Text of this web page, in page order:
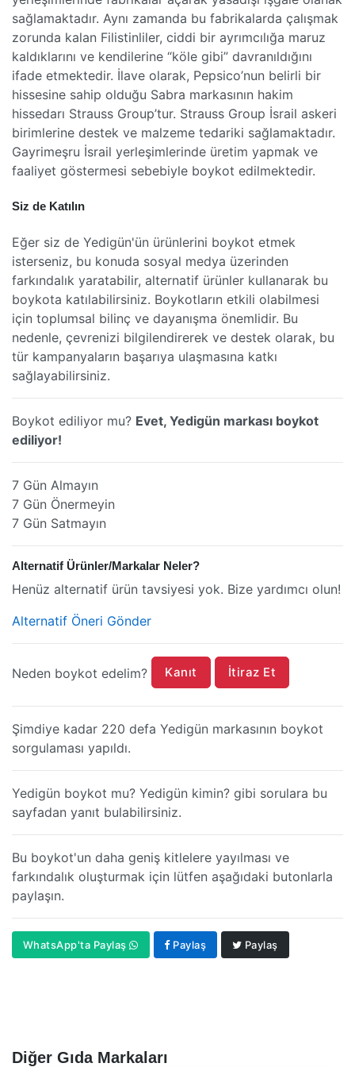
sağlamaktadır. Aynı zamanda bu fabrikalarda çalışmak
zorunda kalan Filistinliler, ciddi bir ayrımcılığa maruz
kaldıklarını ve kendilerine “köle gibi” davranıldığını
ifade etmektedir. İlave olarak, Pepsico’nun belirli bir
hissesine sahip olduğu Sabra markasının hakim
hissedarı Strauss Group’tur. Strauss Group İsrail askeri
birimlerine destek ve malzeme tedariki sağlamaktadır.
Gayrimeşru İsrail yerleşimlerinde üretim yapmak ve
faaliyet göstermesi sebebiyle boykot edilmektedir.
Siz de Katılın
Eğer siz de Yedigün'ün ürünlerini boykot etmek
isterseniz, bu konuda sosyal medya üzerinden
farkındalık yaratabilir, alternatif ürünler kullanarak bu
boykota katılabilirsiniz. Boykotların etkili olabilmesi
için toplumsal bilinç ve dayanışma önemlidir. Bu
nedenle, çevrenizi bilgilendirerek ve destek olarak, bu
tür kampanyaların başarıya ulaşmasına katkı
sağlayabilirsiniz.
Boykot ediliyor mu? Evet, Yedigün markası boykot
ediliyor!
7 Gün Almayın
7 Gün Önermeyin
7 Gün Satmayın
Alternatif Ürünler/Markalar Neler?
Henüz alternatif ürün tavsiyesi yok. Bize yardımcı olun!
Alternatif Öneri Gönder
Neden boykot edelim? Kanıt İtiraz Et
Şimdiye kadar 220 defa Yedigün markasının boykot
sorgulaması yapıldı.
Yedigün boykot mu? Yedigün kimin? gibi sorulara bu
sayfadan yanıt bulabilirsiniz.
Bu boykot'un daha geniş kitlelere yayılması ve
farkındalık oluşturmak için lütfen aşağıdaki butonlarla
paylaşın.
WhatsApp'ta Paylaş Paylaş Paylaş
Diğer Gıda Markaları